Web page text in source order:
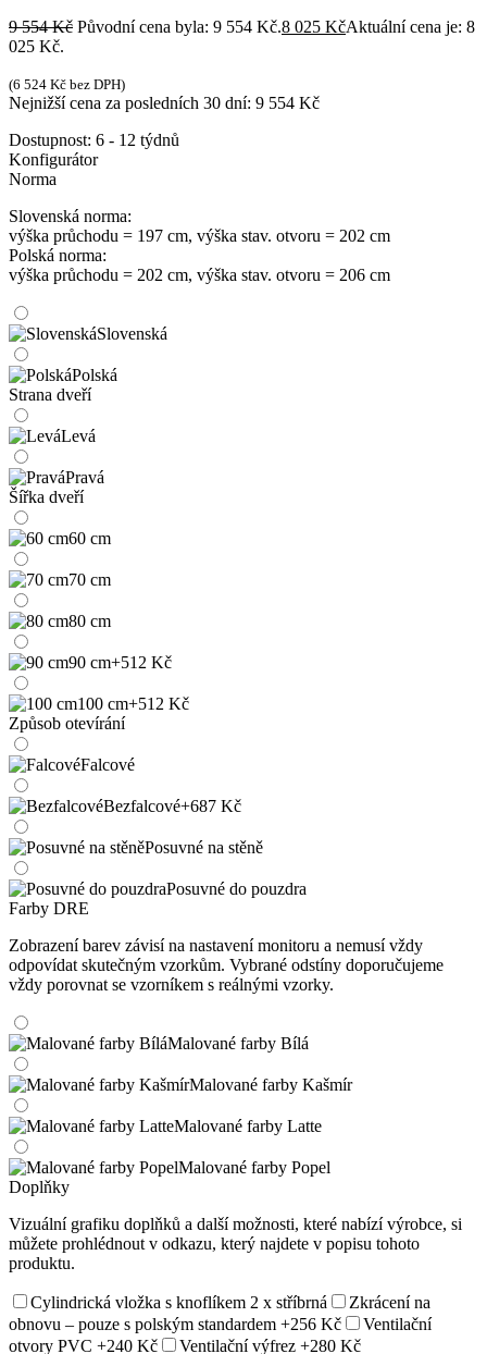
9 554Kč Původní cena byla: 9 554 Kč.8 025 KčAktuální cena je: 8
025 Kč.
(6 524 Kč bez DPH)
Nejnižší cena za posledních 30 dní: 9 554 Kč
Dostupnost: 6 - 12 týdnů
Konfigurátor
Norma
Slovenská norma:
výška průchodu = 197 cm, výška stav. otvoru = 202 cm
Polská norma:
výška průchodu = 202 cm, výška stav. otvoru = 206 cm
Slovenská
Polská
Strana dveří
Levá
Pravá
Šířka dveří
60 cm
70 cm
80 cm
90 cm+512 Kč
100 cm+512 Kč
Způsob otevírání
Falcové
Bezfalcové+687 Kč
Posuvné na stěně
Posuvné do pouzdra
Farby DRE
Zobrazení barev závisí na nastavení monitoru a nemusí vždy
odpovídat skutečným vzorkům. Vybrané odstíny doporučujeme
vždy porovnat se vzorníkem s reálnými vzorky.
Malované farby Bílá
Malované farby Kašmír
Malované farby Latte
Malované farby Popel
Doplňky
Vizuální grafiku doplňků a další možnosti, které nabízí výrobce, si
můžete prohlédnout v odkazu, který najdete v popisu tohoto
produktu.
Cylindrická vložka s knoflíkem 2 x stříbrná
Zkrácení na
obnovu – pouze s polským standardem +256 Kč
Ventilační
otvory PVC +240 Kč Ventilační výfrez +280 Kč